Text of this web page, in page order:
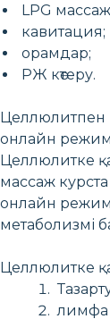
LPG
кавитация;
орамдар;
РЖ көтеру.
Целлюлитпен
онлайн
Целлюлитке
массаж
онлайн
метаболизмі
Целлюлитке
лимфа